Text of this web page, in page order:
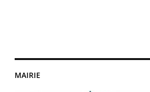
MAIRIE